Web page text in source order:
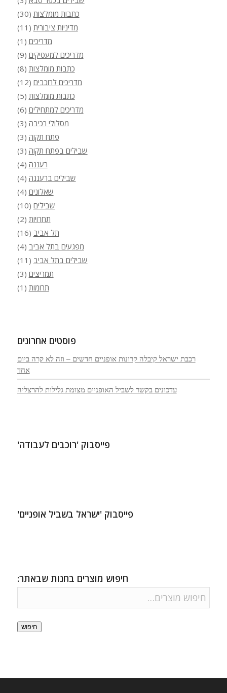
כתבות מומלצות (30)
מדיניות ציבורית (11)
מדריכים (1)
מדריכים למעסיקים (9)
כתבות מומלצות (8)
מדריכים לרוכבים (12)
כתבות מומלצות (5)
מדריכים למתחילים (6)
מסלולי רכיבה (3)
פתח תקוה (3)
שבילים בפתח תקוה (3)
רעננה (4)
שבילים ברעננה (4)
שאלונים (4)
שבילים (10)
תחרויות (2)
תל אביב (16)
מפגעים בתל אביב (4)
שבילים בתל אביב (11)
תמריצים (3)
תרומות (1)
פוסטים אחרונים
רכבת ישראל קיבלה קרונות אופניים חדשים – וזה לא קרה ביום
אחד
עדכונים בקשר לשביל האופניים מצומת גלילות להרצליה
פייסבוק 'רוכבים לעבודה'
פייסבוק 'ישראל בשביל אופניים'
חיפוש מוצרים בחנות שבאתר:
חיפוש